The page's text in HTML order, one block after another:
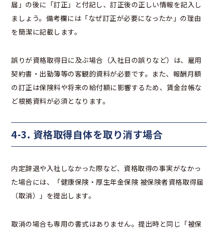
届」の後に「訂正」と付記し、訂正後の正しい情報を記入し
ましょう。備考欄には「なぜ訂正が必要になったか」の理由
を簡潔に記載します。
誤りが資格取得日に及ぶ場合（入社日の誤りなど）は、雇用
契約書・出勤簿等の客観的資料が必要です。また、報酬月額
の訂正は保険料や将来の給付額に影響するため、賃金台帳な
ど根拠資料が必須となります。
4-3. 資格取得自体を取り消す場合
内定辞退や入社しなかった際など、資格取得の事実がなかっ
た場合には、「健康保険・厚生年金保険 被保険者資格取得届
（取消）」を提出します。
取消の場合も専用の書式はありません。提出時と同じ「被保